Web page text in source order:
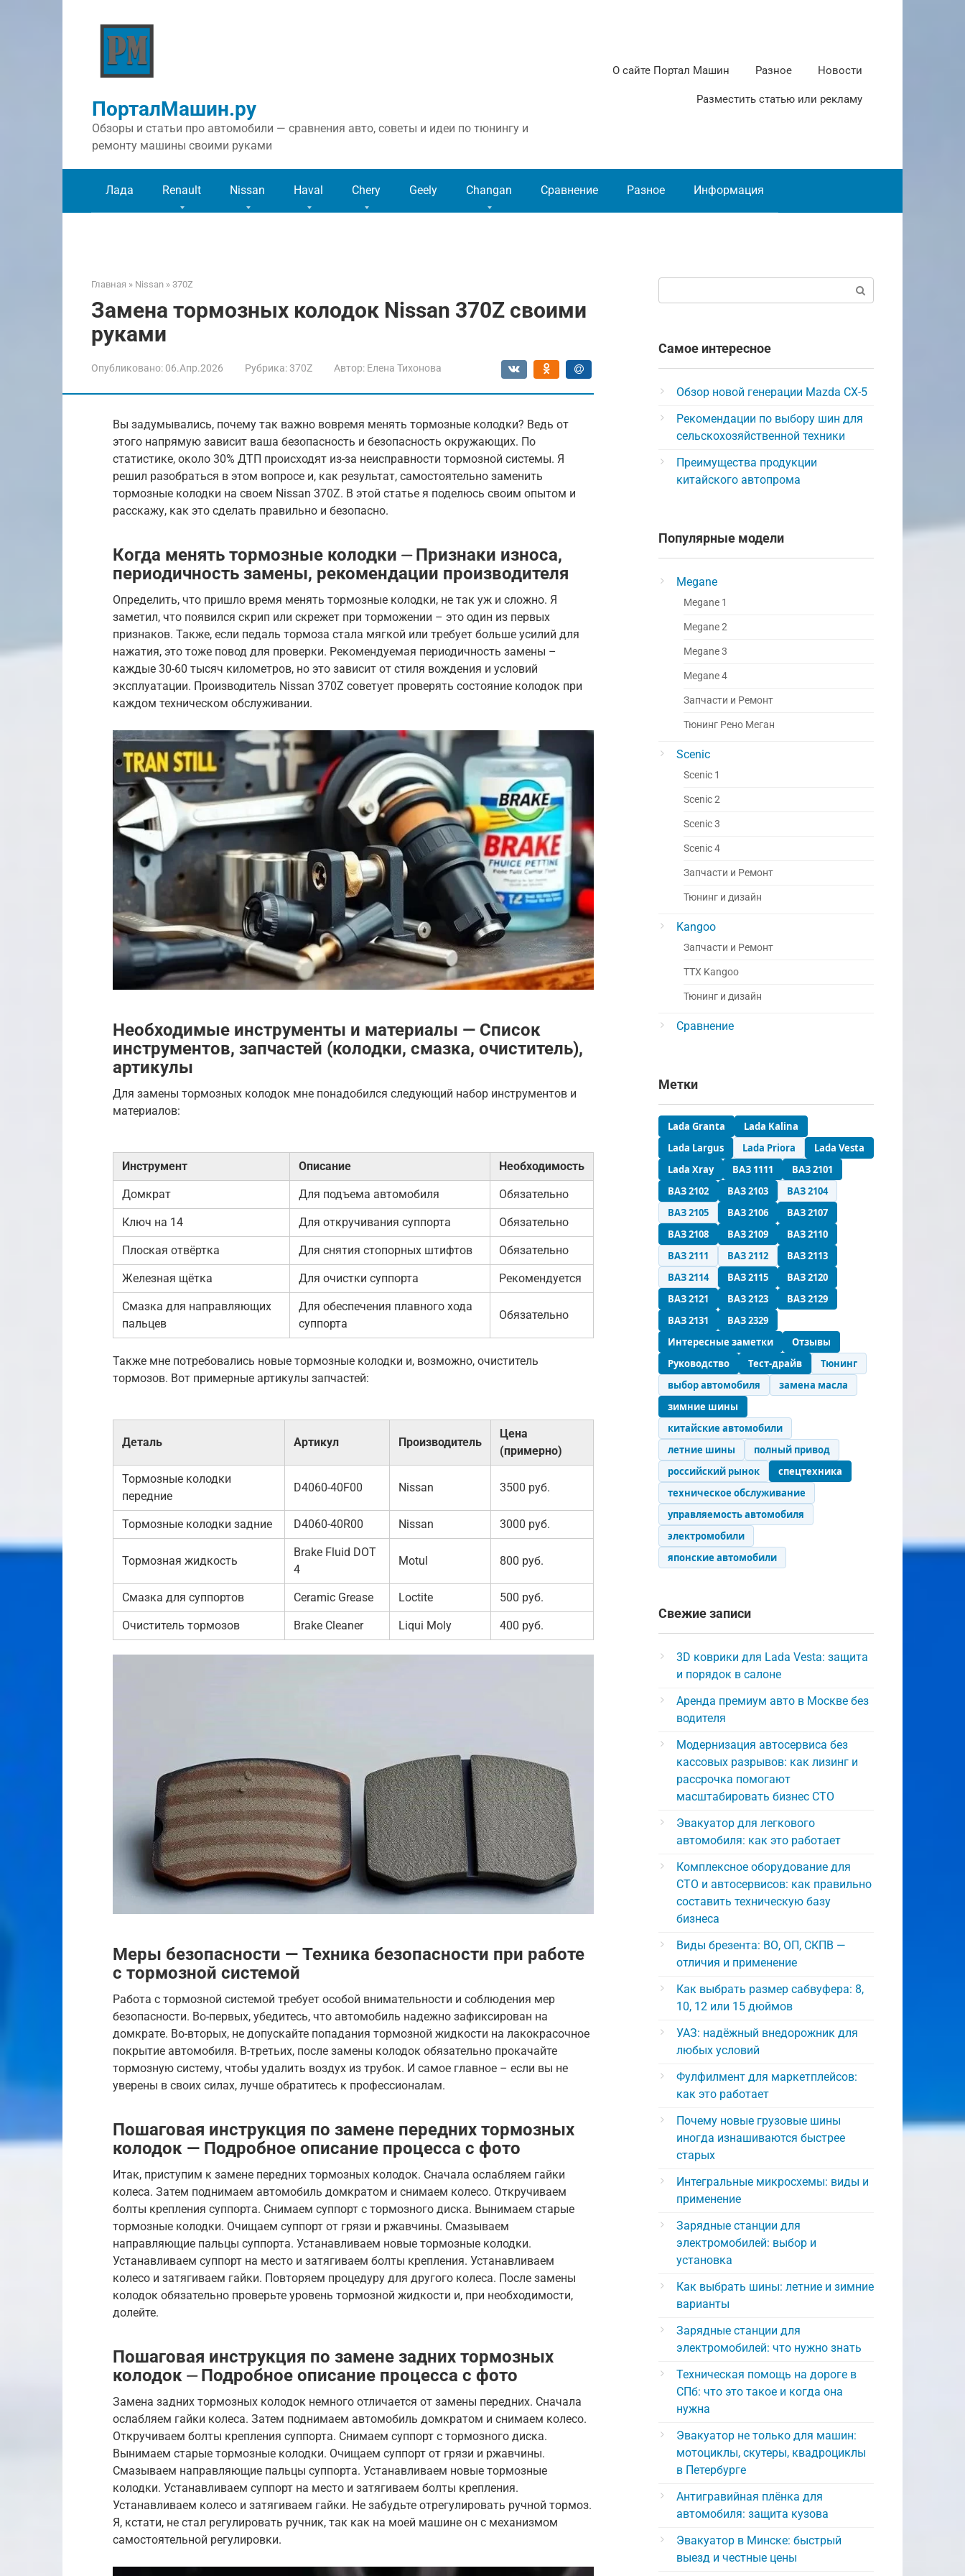
ПорталМашин.ру
Обзоры и статьи про автомобили — сравнения авто, советы и идеи по тюнингу и
ремонту машины своими руками
О сайте Портал Машин Разное Новости
Разместить статью или рекламу
Лада Renault Nissan Haval Chery Geely Changan Сравнение Разное Информация
Главная » Nissan » 370Z
Замена тормозных колодок Nissan 370Z своими
руками
Опубликовано: 06.Апр.2026 Рубрика:370Z Автор: Елена Тихонова
Вы задумывались, почему так важно вовремя менять тормозные колодки? Ведь от
этого напрямую зависит ваша безопасность и безопасность окружающих. По
статистике, около 30% ДТП происходят из-за неисправности тормозной системы. Я
решил разобраться в этом вопросе и, как результат, самостоятельно заменить
тормозные колодки на своем Nissan 370Z. В этой статье я поделюсь своим опытом и
расскажу, как это сделать правильно и безопасно.
Когда менять тормозные колодки ⏤ Признаки износа,
периодичность замены, рекомендации производителя
Определить, что пришло время менять тормозные колодки, не так уж и сложно. Я
заметил, что появился скрип или скрежет при торможении – это один из первых
признаков. Также, если педаль тормоза стала мягкой или требует больше усилий для
нажатия, это тоже повод для проверки. Рекомендуемая периодичность замены –
каждые 30-60 тысяч километров, но это зависит от стиля вождения и условий
эксплуатации. Производитель Nissan 370Z советует проверять состояние колодок при
каждом техническом обслуживании.
Необходимые инструменты и материалы — Список
инструментов, запчастей (колодки, смазка, очиститель),
артикулы
Для замены тормозных колодок мне понадобился следующий набор инструментов и
материалов:
Инструмент Описание Необходимость
Домкрат Для подъема автомобиля Обязательно
Ключ на 14 Для откручивания суппорта Обязательно
Плоская отвёртка Для снятия стопорных штифтов Обязательно
Железная щётка Для очистки суппорта Рекомендуется
Смазка для направляющих
пальцев
Для обеспечения плавного хода
суппорта
Обязательно
Также мне потребовались новые тормозные колодки и, возможно, очиститель
тормозов. Вот примерные артикулы запчастей:
Деталь Артикул Производитель
Цена
(примерно)
Тормозные колодки
передние
D4060-40F00 Nissan 3500 руб.
Тормозные колодки задние D4060-40R00 Nissan 3000 руб.
Тормозная жидкость
Brake Fluid DOT
4
Motul 800 руб.
Смазка для суппортов Ceramic Grease Loctite 500 руб.
Очиститель тормозов Brake Cleaner Liqui Moly 400 руб.
Меры безопасности — Техника безопасности при работе
с тормозной системой
Работа с тормозной системой требует особой внимательности и соблюдения мер
безопасности. Во-первых, убедитесь, что автомобиль надежно зафиксирован на
домкрате. Во-вторых, не допускайте попадания тормозной жидкости на лакокрасочное
покрытие автомобиля. В-третьих, после замены колодок обязательно прокачайте
тормозную систему, чтобы удалить воздух из трубок. И самое главное – если вы не
уверены в своих силах, лучше обратитесь к профессионалам.
Пошаговая инструкция по замене передних тормозных
колодок — Подробное описание процесса с фото
Итак, приступим к замене передних тормозных колодок. Сначала ослабляем гайки
колеса. Затем поднимаем автомобиль домкратом и снимаем колесо. Откручиваем
болты крепления суппорта. Снимаем суппорт с тормозного диска. Вынимаем старые
тормозные колодки. Очищаем суппорт от грязи и ржавчины. Смазываем
направляющие пальцы суппорта. Устанавливаем новые тормозные колодки.
Устанавливаем суппорт на место и затягиваем болты крепления. Устанавливаем
колесо и затягиваем гайки. Повторяем процедуру для другого колеса. После замены
колодок обязательно проверьте уровень тормозной жидкости и, при необходимости,
долейте.
Пошаговая инструкция по замене задних тормозных
колодок ⏤ Подробное описание процесса с фото
Замена задних тормозных колодок немного отличается от замены передних. Сначала
ослабляем гайки колеса. Затем поднимаем автомобиль домкратом и снимаем колесо.
Откручиваем болты крепления суппорта. Снимаем суппорт с тормозного диска.
Вынимаем старые тормозные колодки. Очищаем суппорт от грязи и ржавчины.
Смазываем направляющие пальцы суппорта. Устанавливаем новые тормозные
колодки. Устанавливаем суппорт на место и затягиваем болты крепления.
Устанавливаем колесо и затягиваем гайки. Не забудьте отрегулировать ручной тормоз.
Я, кстати, не стал регулировать ручник, так как на моей машине он с механизмом
самостоятельной регулировки.
Самое интересное
Обзор новой генерации Mazda CX-5
Рекомендации по выбору шин для
сельскохозяйственной техники
Преимущества продукции
китайского автопрома
Популярные модели
Megane
Megane 1
Megane 2
Megane 3
Megane 4
Запчасти и Ремонт
Тюнинг Рено Меган
Scenic
Scenic 1
Scenic 2
Scenic 3
Scenic 4
Запчасти и Ремонт
Тюнинг и дизайн
Kangoo
Запчасти и Ремонт
ТТХ Kangoo
Тюнинг и дизайн
Сравнение
Метки
Lada Granta
Lada Kalina
Lada Largus
Lada Priora
Lada Vesta
Lada Xray
ВАЗ 1111
ВАЗ 2101
ВАЗ 2102
ВАЗ 2103
ВАЗ 2104
ВАЗ 2105
ВАЗ 2106
ВАЗ 2107
ВАЗ 2108
ВАЗ 2109
ВАЗ 2110
ВАЗ 2111
ВАЗ 2112
ВАЗ 2113
ВАЗ 2114
ВАЗ 2115
ВАЗ 2120
ВАЗ 2121
ВАЗ 2123
ВАЗ 2129
ВАЗ 2131
ВАЗ 2329
Интересные заметки
Отзывы
Руководство
Тест-драйв
Тюнинг
выбор автомобиля
замена масла
зимние шины
китайские автомобили
летние шины
полный привод
российский рынок
спецтехника
техническое обслуживание
управляемость автомобиля
электромобили
японские автомобили
Свежие записи
3D коврики для Lada Vesta: защита
и порядок в салоне
Аренда премиум авто в Москве без
водителя
Модернизация автосервиса без
кассовых разрывов: как лизинг и
рассрочка помогают
масштабировать бизнес СТО
Эвакуатор для легкового
автомобиля: как это работает
Комплексное оборудование для
СТО и автосервисов: как правильно
составить техническую базу
бизнеса
Виды брезента: ВО, ОП, СКПВ —
отличия и применение
Как выбрать размер сабвуфера: 8,
10, 12 или 15 дюймов
УАЗ: надёжный внедорожник для
любых условий
Фулфилмент для маркетплейсов:
как это работает
Почему новые грузовые шины
иногда изнашиваются быстрее
старых
Интегральные микросхемы: виды и
применение
Зарядные станции для
электромобилей: выбор и
установка
Как выбрать шины: летние и зимние
варианты
Зарядные станции для
электромобилей: что нужно знать
Техническая помощь на дороге в
СПб: что это такое и когда она
нужна
Эвакуатор не только для машин:
мотоциклы, скутеры, квадроциклы
в Петербурге
Антигравийная плёнка для
автомобиля: защита кузова
Эвакуатор в Минске: быстрый
выезд и честные цены